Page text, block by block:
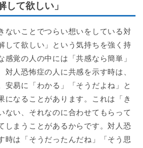
して欲しい」
ないことでつらい想いをしている対
して欲しい」という気持ちを強く持
感覚の人の中には「共感なら簡単」
対人恐怖症の人に共感を示す時は、
安易に「わかる」「そうだよね」と
になることがあります。これは「き
ない、それなのに合わせてもらって
しまうことがあるからです。対人恐
時は「そうだったんだね」「そう思